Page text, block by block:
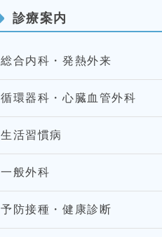
診療案内
総合内科・発熱外来
循環器科・心臓血管外科
生活習慣病
一般外科
予防接種・健康診断